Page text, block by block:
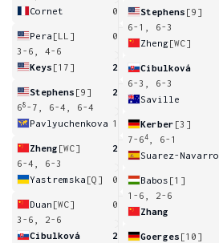
Cornet
0
Pera [LL]
0
3-6, 4-6
Keys [17] 2
Stephens [9]
2
68 -7, 6-4, 6-4
Pavlyuchenkova 1
Zheng [WC]
2
6-4, 6-3
Yastremska [Q] 0
Duan [WC]
0
3-6, 2-6
Cibulková
2
Stephens [9]
6-1, 6-3
Zheng[WC]
Cibulková
6-3, 6-3
Saville
Kerber [3]
7-64
, 6-1
Suarez-Navarro
Babos [1]
1-6, 2-6
Zhang
Goerges [10]